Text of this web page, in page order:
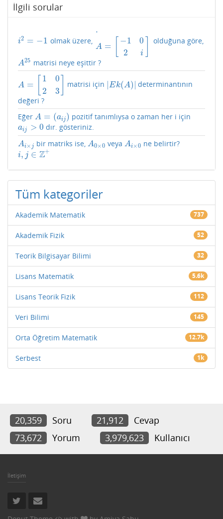
İlgili sorular
i2 = −1
i2 =−1 olmak üzere,
.
A =
−1
2
0
i
A= 2i] olduğuna göre,
A25
A25 matrisi neye eşittir ?
A =
1
2
0
3
A= [10 matrisi için |Ek(A)|
|Ek(A)|
determinantının
değeri ?
Eğer A = (aij)
A= (ai ) pozitif tanımlıysa o zaman her i için
aij > 0
aij> 0 dır. gösteriniz.
Ai× j
Ai×j bir matriks ise,A0×0
A0×0 veyaAi×0
Ai×0 ne belirtir?
i, j ∈ Z+
i,j ∈ Z+
Tüm kategoriler
Akademik Matematik 737
Akademik Fizik 52
Teorik Bilgisayar Bilimi 32
Lisans Matematik 5.6k
Lisans Teorik Fizik 112
Veri Bilimi 145
Orta Öğretim Matematik 12.7k
Serbest 1k
20,359 Soru 21,912
Cevap
73,672
Yorum 3,979,623 Kullanıcı
İletişim